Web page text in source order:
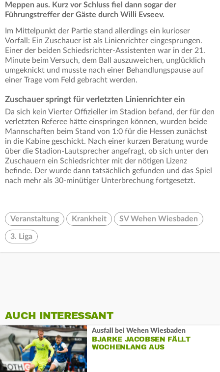
Meppen aus. Kurz vor Schluss fiel dann sogar der
Führungstreffer der Gäste durch Willi Evseev.
Im Mittelpunkt der Partie stand allerdings ein kurioser
Vorfall: Ein Zuschauer ist als Linienrichter eingesprungen.
Einer der beiden Schiedsrichter-Assistenten war in der 21.
Minute beim Versuch, dem Ball auszuweichen, unglücklich
umgeknickt und musste nach einer Behandlungspause auf
einer Trage vom Feld gebracht werden.
Zuschauer springt für verletzten Linienrichter ein
Da sich kein Vierter Offizieller im Stadion befand, der für den
verletzten Referee hätte einspringen können, wurden beide
Mannschaften beim Stand von 1:0 für die Hessen zunächst
in die Kabine geschickt. Nach einer kurzen Beratung wurde
über die Stadion-Lautsprecher angefragt, ob sich unter den
Zuschauern ein Schiedsrichter mit der nötigen Lizenz
befinde. Der wurde dann tatsächlich gefunden und das Spiel
nach mehr als 30-minütiger Unterbrechung fortgesetzt.
Veranstaltung Krankheit SV Wehen Wiesbaden
3. Liga
AUCH INTERESSANT
Ausfall bei Wehen Wiesbaden
BJARKE JACOBSEN FÄLLT
WOCHENLANG AUS